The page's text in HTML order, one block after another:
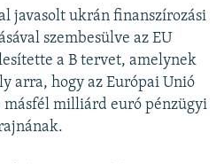
javasolt ukrán finanszírozási
szembesülve az EU
a B tervet, amelynek
arra, hogy az Európai Unió
milliárd euró pénzügyi